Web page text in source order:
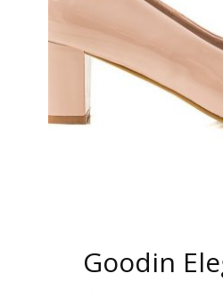
Goodin